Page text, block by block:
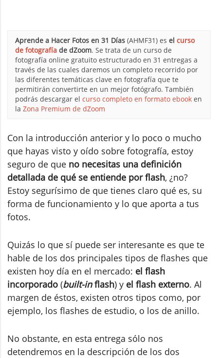
Aprende a Hacer Fotos en 31 Días (AHMF31) es el curso
de fotografía de dZoom. Se trata de un curso de
fotografía online gratuito estructurado en 31 entregas a
través de las cuales daremos un completo recorrido por
las diferentes temáticas clave en fotografía que te
permitirán convertirte en un mejor fotógrafo. También
podrás descargar el curso completo en formato ebook en
la Zona Premium de dZoom
Con la introducción anterior y lo poco o mucho
que hayas visto y oído sobre fotografía, estoy
seguro de que no necesitas una definición
detallada de qué se entiende por flash, ¿no?
Estoy segurísimo de que tienes claro qué es, su
forma de funcionamiento y lo que aporta a tus
fotos.
Quizás lo que sí puede ser interesante es que te
hable de los dos principales tipos de flashes que
existen hoy día en el mercado: el flash
incorporado (built-inflash) y el flash externo. Al
margen de éstos, existen otros tipos como, por
ejemplo, los flashes de estudio, o los de anillo.
No obstante, en esta entrega sólo nos
detendremos en la descripción de los dos